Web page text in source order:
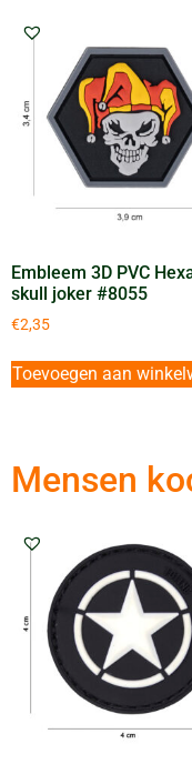
Embleem 3D PVC
skull joker #8055
€2,35
Toevoegen aan
Mensen